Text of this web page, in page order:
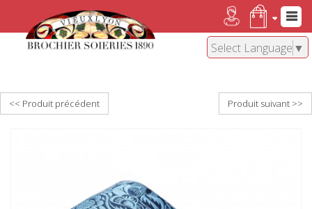
Select Language ▼
<< Produit précédent Produit suivant >>